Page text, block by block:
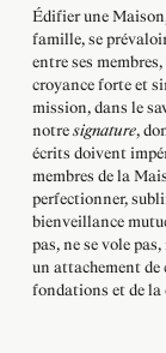
Édifier une
famille, se
entre ses
croyance forte et
mission, dans le
notresignature,
écrits doivent
membres de la
perfectionner,
bienveillance
pas, ne se vole
un attachement de
fondations et de la